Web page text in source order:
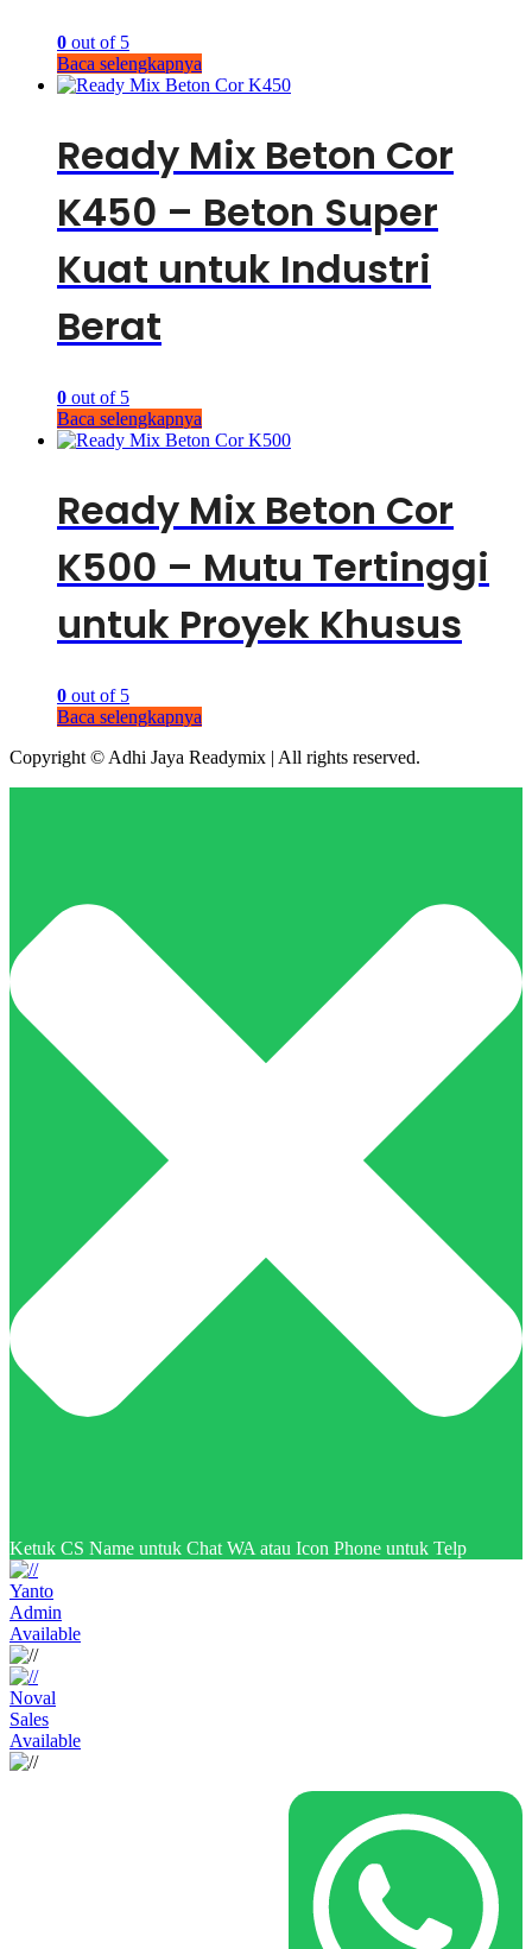
0 out of 5
Baca selengkapnya
Ready Mix Beton Cor
K450 – Beton Super
Kuat untuk Industri
Berat
0 out of 5
Baca selengkapnya
Ready Mix Beton Cor
K500 – Mutu Tertinggi
untuk Proyek Khusus
0 out of 5
Baca selengkapnya
Copyright © Adhi Jaya Readymix | All rights reserved.
Ketuk CS Name untuk Chat WA atau Icon Phone untuk Telp
Yanto
Admin
Available
Noval
Sales
Available